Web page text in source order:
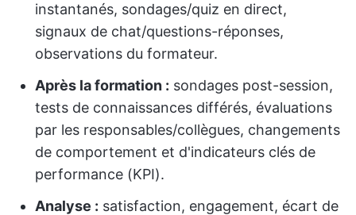
instantanés, sondages/quiz en direct,
signaux de chat/questions-réponses,
observations du formateur.
Après la formation : sondages post-session,
tests de connaissances différés, évaluations
par les responsables/collègues, changements
de comportement et d'indicateurs clés de
performance (KPI).
Analyse : satisfaction, engagement, écart de